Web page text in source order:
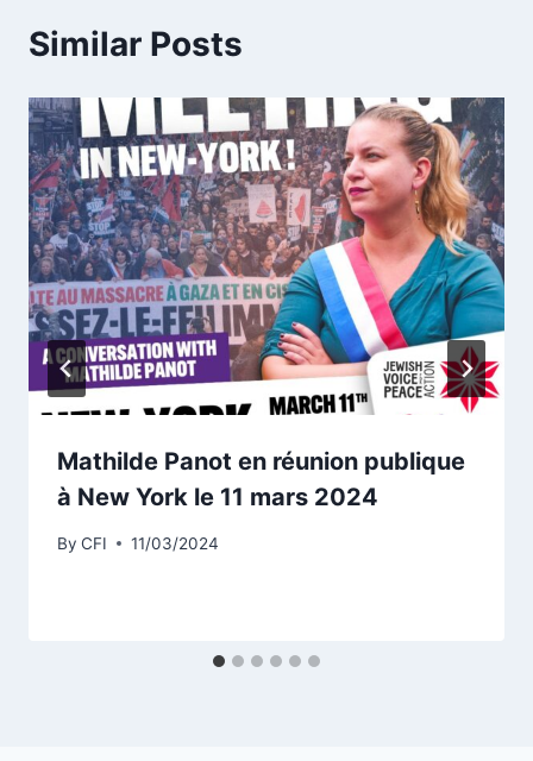
Similar Posts
Mathilde Panot en réunion publique
à New York le 11 mars 2024
By CFI 11/03/2024